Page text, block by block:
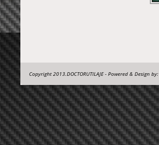
Copyright 2013.DOCTORUTILAJE - Powered & Design by: